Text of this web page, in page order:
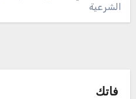
الشرعية
فاتك